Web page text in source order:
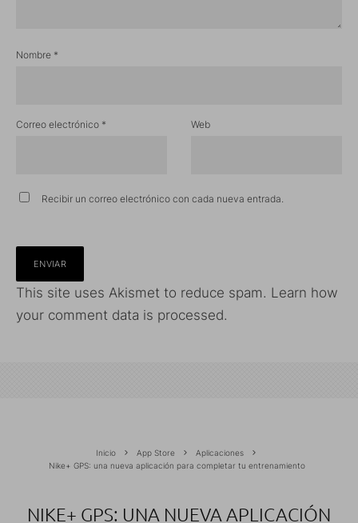
Nombre *
Correo electrónico * Web
Recibir un correo electrónico con cada nueva entrada.
This site uses Akismet to reduce spam. Learn how
your comment data is processed.
Inicio App Store
Aplicaciones
Nike+ GPS: una nueva aplicación para completar tu entrenamiento
NIKE+ GPS: UNA NUEVA APLICACIÓN